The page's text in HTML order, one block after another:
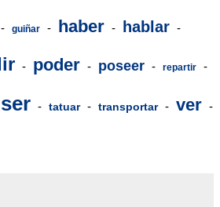
- guiñar - haber - hablar -
- poder - poseer - repartir -
ser - tatuar - transportar - ver -